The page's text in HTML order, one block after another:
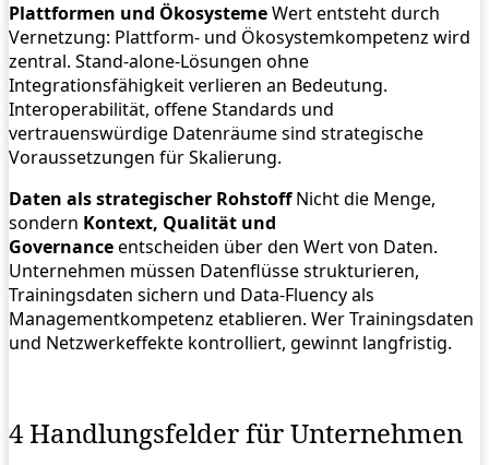
Plattformen und ÖkosystemeWert entsteht durch
Vernetzung: Plattform‑ und Ökosystemkompetenz wird
zentral. Stand‑alone‑Lösungen ohne
Integrationsfähigkeit verlieren an Bedeutung.
Interoperabilität, offene Standards und
vertrauenswürdige Datenräume sind strategische
Voraussetzungen für Skalierung.
Daten als strategischer RohstoffNicht die Menge,
sondern Kontext, Qualität und
Governanceentscheiden über den Wert von Daten.
Unternehmen müssen Datenflüsse strukturieren,
Trainingsdaten sichern und Data‑Fluency als
Managementkompetenz etablieren. Wer Trainingsdaten
und Netzwerkeffekte kontrolliert, gewinnt langfristig.
4 Handlungsfelder für Unternehmen